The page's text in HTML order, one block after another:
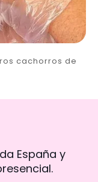
cachorros de
España y